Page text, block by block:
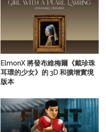
ElmonX 將發布維梅爾《戴珍珠
耳環的少女》的 3D 和擴增實境
版本